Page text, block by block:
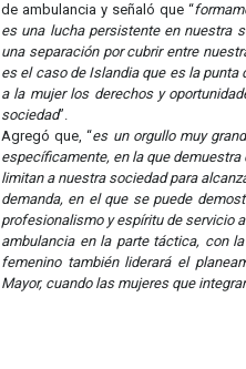
de ambulancia y señaló que “
es una lucha persistente en nuestra
una separación por cubrir entre
es el caso de Islandia que es la punta
a la mujer los derechos y
sociedad”.
Agregó que, “es un orgullo muy
específicamente, en la que
limitan a nuestra sociedad para
demanda, en el que se puede
profesionalismo y espíritu de servicio
ambulancia en la parte táctica, con
femenino también liderará el
Mayor, cuando las mujeres que